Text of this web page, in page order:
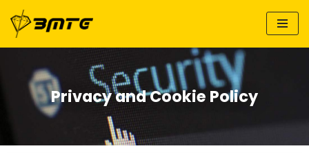
Skip
content
Privacy and Cookie Policy